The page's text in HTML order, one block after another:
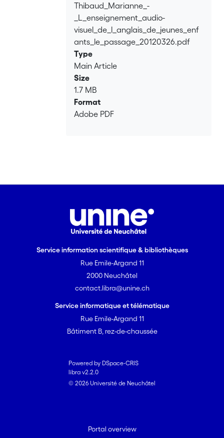
Loading...
Thibaud_Marianne_-
_L_enseignement_audio-
visuel_de_l_anglais_de_jeunes_enf
ants_le_passage_20120326.pdf
Type
Main Article
Size
1.7 MB
Format
Adobe PDF
Service information scientifique & bibliothèques
Rue Emile-Argand 11
2000 Neuchâtel
contact.libra@unine.ch
Service informatique et télématique
Rue Emile-Argand 11
Bâtiment B, rez-de-chaussée
Powered by DSpace-CRIS
libra v2.2.0
© 2026 Université de Neuchâtel
Portal overview